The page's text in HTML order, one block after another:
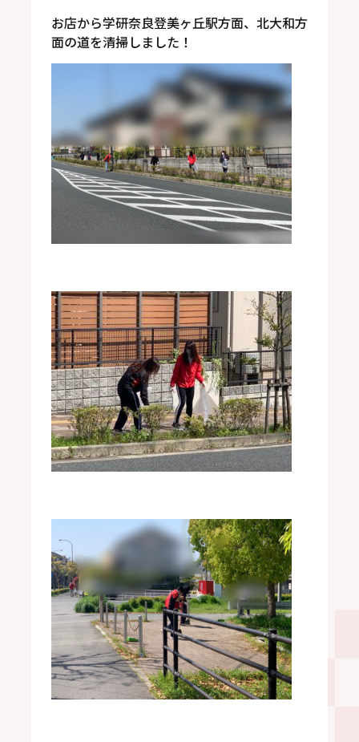
お店から学研奈良登美ヶ丘駅方面、北大和方
面の道を清掃しました！